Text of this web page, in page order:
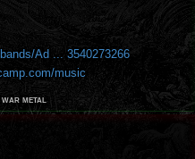
Ad ... 3540273266
music
war metal